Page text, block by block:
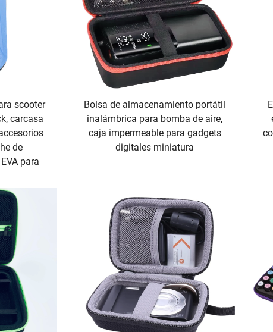
scooter
carcasa
de
para
Bolsa de almacenamiento portátil
inalámbrica para bomba de aire,
caja impermeable para gadgets
digitales miniatura